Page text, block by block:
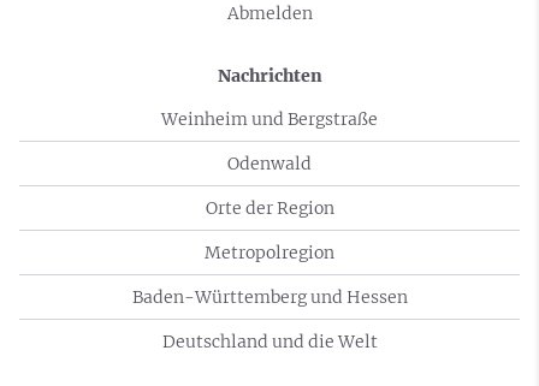
Abmelden
Nachrichten
Weinheim und Bergstraße
Odenwald
Orte der Region
Metropolregion
Baden-Württemberg und Hessen
Deutschland und die Welt